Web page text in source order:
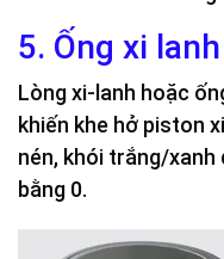
5. Ống xi
Lòng xi-lanh hoặc
khiến khe hở piston
nén, khói trắng/xanh
bằng 0.